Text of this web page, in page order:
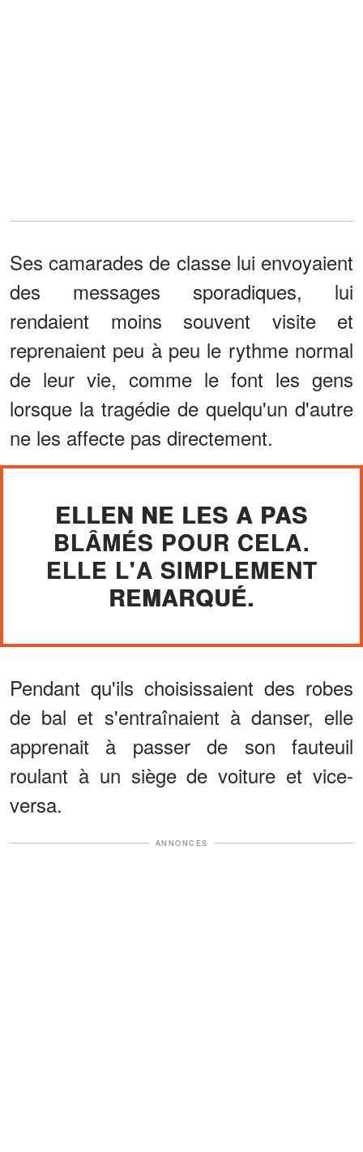
Ses camarades de classe lui envoyaient
des messages sporadiques, lui
rendaient moins souvent visite et
reprenaient peu à peu le rythme normal
de leur vie, comme le font les gens
lorsque la tragédie de quelqu'un d'autre
ne les affecte pas directement.
ELLEN NE LES A PAS
BLÂMÉS POUR CELA.
ELLE L'A SIMPLEMENT
REMARQUÉ.
Pendant qu'ils choisissaient des robes
de bal et s'entraînaient à danser, elle
apprenait à passer de son fauteuil
roulant à un siège de voiture et vice-
versa.
ANNONCES